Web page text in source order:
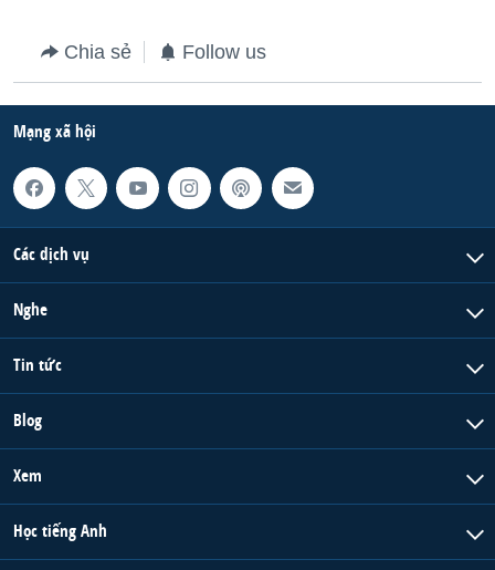
Chia sẻ Follow us
Mạng xã hội
Các dịch vụ
Nghe
Tin tức
Blog
Xem
Học tiếng Anh